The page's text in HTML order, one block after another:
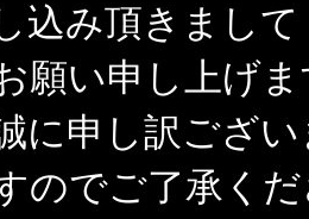
込み頂きまし
願い申し上げ
に申し訳ござ
のでご了承く